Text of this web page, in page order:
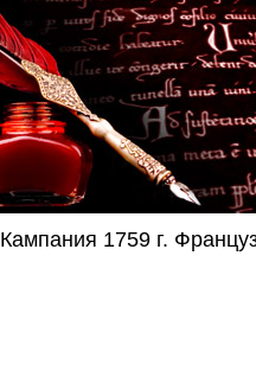
Кампания 1759 г.